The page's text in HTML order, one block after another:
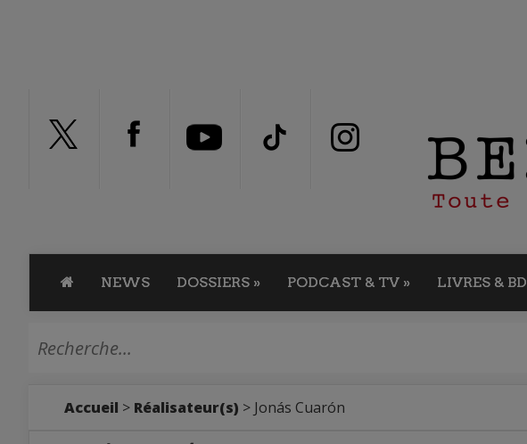
NEWS DOSSIERS » PODCAST & TV » LIVRES & BD
Accueil > Réalisateur(s) > Jonás Cuarón